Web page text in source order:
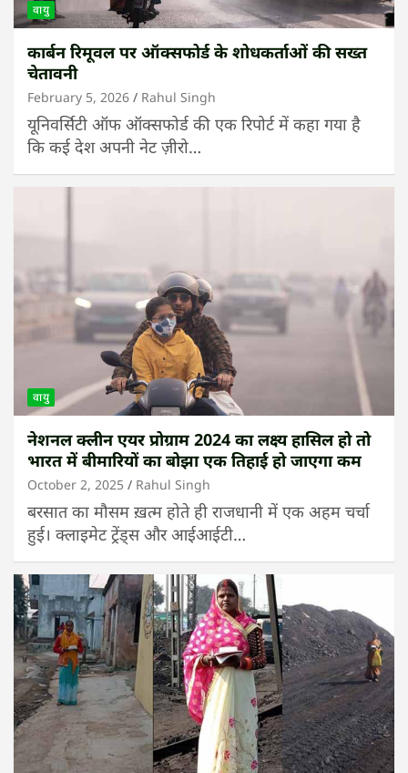
वायु
कार्बन रिमूवल पर ऑक्सफोर्ड के शोधकर्ताओं की सख्त
चेतावनी
February 5, 2026 Rahul Singh
यूनिवर्सिटी ऑफ ऑक्सफोर्ड की एक रिपोर्ट में कहा गया है
कि कई देश अपनी नेट ज़ीरो…
वायु
नेशनल क्लीन एयर प्रोग्राम 2024 का लक्ष्य हासिल हो तो
भारत में बीमारियों का बोझा एक तिहाई हो जाएगा कम
October 2, 2025 Rahul Singh
बरसात का मौसम ख़त्म होते ही राजधानी में एक अहम चर्चा
हुई। क्लाइमेट ट्रेंड्स और आईआईटी…